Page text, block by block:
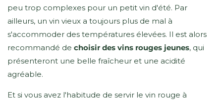
peu trop complexes pour un petit vin d'été. Par
ailleurs, un vin vieux a toujours plus de mal à
s'accommoder des températures élevées. Il est alors
recommandé de choisir des vins rouges jeunes, qui
présenteront une belle fraîcheur et une acidité
agréable.
Et si vous avez l'habitude de servir le vin rouge à